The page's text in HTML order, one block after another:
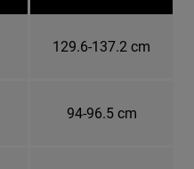
129.6-137.2 cm
94-96.5 cm